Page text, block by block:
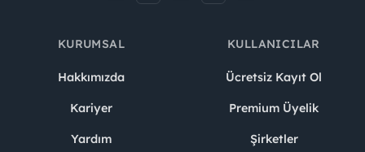
KURUMSAL
Hakkımızda
Kariyer
Yardım
KULLANICILAR
Ücretsiz Kayıt Ol
Premium Üyelik
Şirketler